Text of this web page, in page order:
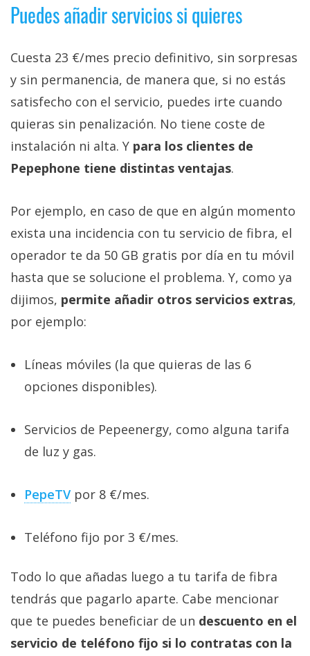
El medio de
comunicación
encontrarás
todas las
noticias sobre
móviles,
ordenadores,
apps,
informática,
comparativas,
Informático
(CC) 2006-
2026. Algunos
derechos
Puedes añadir servicios si quieres
Cuesta 23 €/mes precio definitivo, sin sorpresas
y sin permanencia, de manera que, si no estás
satisfecho con el servicio, puedes irte cuando
quieras sin penalización. No tiene coste de
instalación ni alta. Y para los clientes de
Pepephone tiene distintas ventajas.
Por ejemplo, en caso de que en algún momento
exista una incidencia con tu servicio de fibra, el
operador te da 50 GB gratis por día en tu móvil
hasta que se solucione el problema. Y, como ya
dijimos, permite añadir otros servicios extras,
por ejemplo:
Líneas móviles (la que quieras de las 6
opciones disponibles).
Servicios de Pepeenergy, como alguna tarifa
de luz y gas.
PepeTV por 8 €/mes.
Teléfono fijo por 3 €/mes.
Todo lo que añadas luego a tu tarifa de fibra
tendrás que pagarlo aparte. Cabe mencionar
que te puedes beneficiar de un descuento en el
servicio de teléfono fijo si lo contratas con la